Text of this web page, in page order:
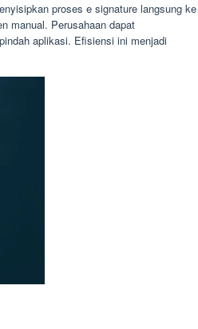
proses e signature langsung ke
manual. Perusahaan dapat
aplikasi. Efisiensi ini menjadi